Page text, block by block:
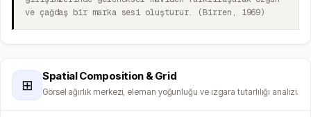
ve çağdaş bir marka sesi oluşturur. (Birren, 1969)
⊞
Spatial Composition & Grid
Görsel ağırlık merkezi, eleman yoğunluğu ve ızgara tutarlılığı analizi.